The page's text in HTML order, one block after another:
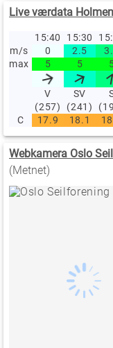
Live værdata
15:40 15:30
m/s
0 2.5
max
5 5
V
(257)
SV
(241)
C
17.9 18.1
Webkamera Oslo
(Metnet)